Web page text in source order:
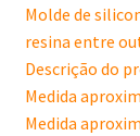
Molde de
resina entre
Descrição do
Medida
Medida